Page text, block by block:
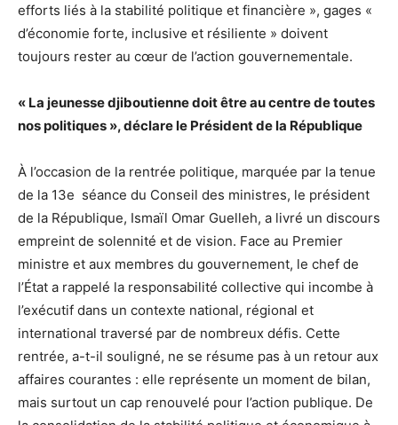
efforts liés à la stabilité politique et financière », gages «
d’économie forte, inclusive et résiliente » doivent
toujours rester au cœur de l’action gouvernementale.
« La jeunesse djiboutienne doit être au centre de toutes
nos politiques », déclare le Président de la République
À l’occasion de la rentrée politique, marquée par la tenue
de la 13e séance du Conseil des ministres, le président
de la République, Ismaïl Omar Guelleh, a livré un discours
empreint de solennité et de vision. Face au Premier
ministre et aux membres du gouvernement, le chef de
l’État a rappelé la responsabilité collective qui incombe à
l’exécutif dans un contexte national, régional et
international traversé par de nombreux défis. Cette
rentrée, a-t-il souligné, ne se résume pas à un retour aux
affaires courantes : elle représente un moment de bilan,
mais surtout un cap renouvelé pour l’action publique. De